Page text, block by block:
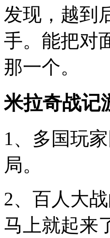
发现，越到
手。能把对
那一个。
米拉奇战记
1、多国玩
局。
2、百人大
马上就起来